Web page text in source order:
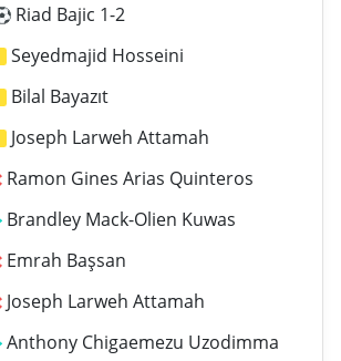
Riad Bajic 1-2
Seyedmajid Hosseini
Bilal Bayazıt
Joseph Larweh Attamah
Ramon Gines Arias Quinteros
Brandley Mack-Olien Kuwas
Emrah Başsan
Joseph Larweh Attamah
Anthony Chigaemezu Uzodimma